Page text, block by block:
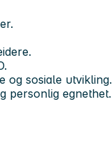
og sosiale utvikling.
personlig egnethet.